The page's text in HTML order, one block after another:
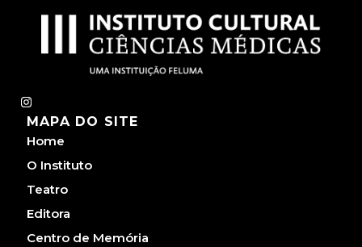
I
n
s
t
a
g
r
a
m
MAPA DO SITE
Home
O Instituto
Teatro
Editora
Centro de Memória